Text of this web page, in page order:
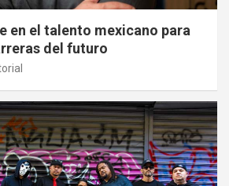
en el talento mexicano para
del futuro